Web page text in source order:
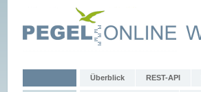
Überblick REST-API